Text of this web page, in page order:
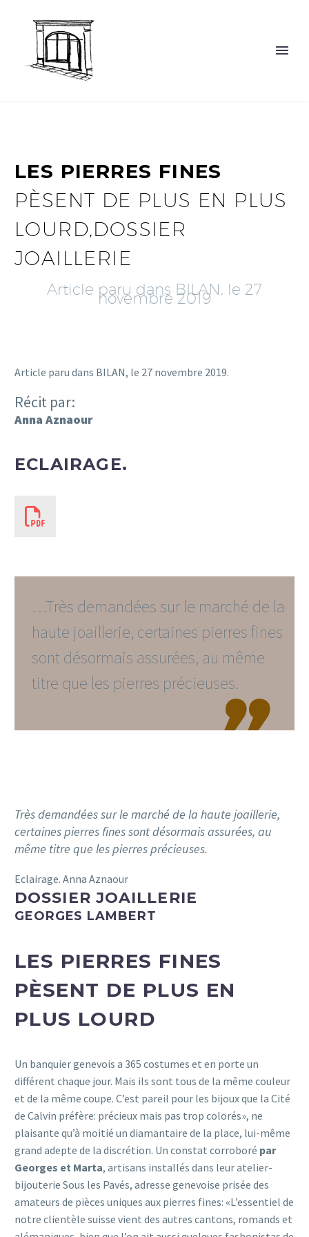
Français
LES PIERRES FINES
PÈSENT DE PLUS EN PLUS
LOURD,DOSSIER
JOAILLERIE
Article paru dans BILAN, le 27
novembre 2019
Article paru dans BILAN, le 27 novembre 2019.
Récit par:
Anna Aznaour
ECLAIRAGE.
…Très demandées sur le marché de la
haute joaillerie, certaines pierres fines
sont désormais assurées, au même
titre que les pierres précieuses.

Très demandées sur le marché de la haute joaillerie,
certaines pierres fines sont désormais assurées, au
même titre que les pierres précieuses.
Eclairage. Anna Aznaour
DOSSIER JOAILLERIE
GEORGES LAMBERT
LES PIERRES FINES
PÈSENT DE PLUS EN
PLUS LOURD
Un banquier genevois a 365 costumes et en porte un
différent chaque jour. Mais ils sont tous de la même couleur
et de la même coupe. C’est pareil pour les bijoux que la Cité
de Calvin préfère: précieux mais pas trop colorés», ne
plaisante qu’à moitié un diamantaire de la place, lui-même
grand adepte de la discrétion. Un constat corroboré par
Georges et Marta, artisans installés dans leur atelier-
bijouterie Sous les Pavés, adresse genevoise prisée des
amateurs de pièces uniques aux pierres fines: «L’essentiel de
notre clientèle suisse vient des autres cantons, romands et